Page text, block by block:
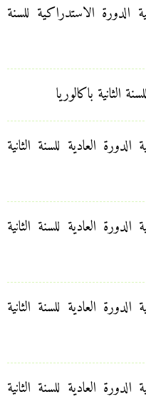
الدورة الاستدراكية للسنة
الثانية باكالوريا
العادية للسنة الثانية
العادية للسنة الثانية
العادية للسنة الثانية
العادية للسنة الثانية